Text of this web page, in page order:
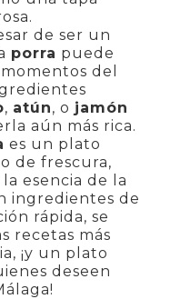
de ser un
porra puede
del
, atún, o jamón
aún más rica.
es un plato
de frescura,
esencia de la
ingredientes de
rápida, se
recetas más
¡y un plato
deseen